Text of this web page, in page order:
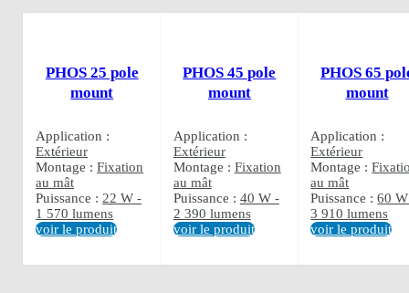
PHOS 25 pole
mount
Application :
Extérieur
Montage :Fixation
au mât
Puissance :22 W -
1 570 lumens
voir le produit
PHOS 45 pole
mount
Application :
Extérieur
Montage : Fixation
au mât
Puissance : 40 W -
2 390 lumens
voir le produit
PHOS 65
mount
Application :
Extérieur
Montage :
au mât
Puissance :60
3 910 lumens
voir le produit